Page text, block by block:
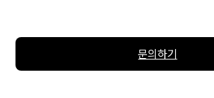
문의하기